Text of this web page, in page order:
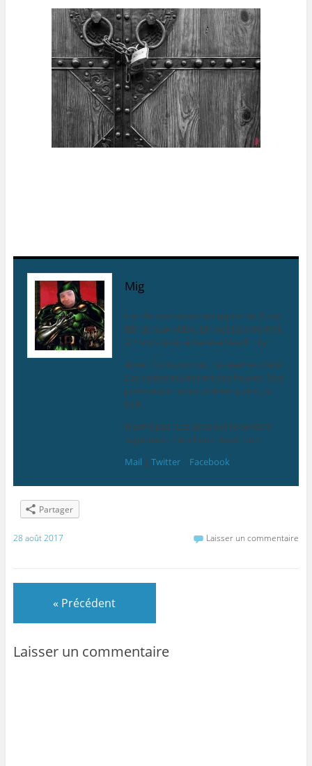
Mig
Fan de tout ce qui se rapproche d’une
BD, de jeux vidéo, jdr, des jeux de mot
à 2 sous. Je vis à Geneva Beach city.
Aime : Écrire, dormir. Les averses d’été.
Les siestes qui durent des heures. Mes
potes.Avoir raison, même quand j’ai
tort.
N’aime pas : Les gens qui se sentent
supérieurs. Les choux. Avoir tort.
Mail | Twitter| Facebook
Partager
28 août 2017 Laisser un commentaire
« Précédent
Laisser un commentaire